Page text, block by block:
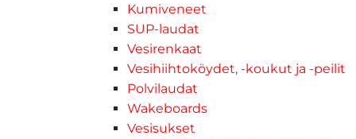
Kumiveneet
SUP-laudat
Vesirenkaat
Vesihiihtoköydet, -koukut ja -peilit
Polvilaudat
Wakeboards
Vesisukset